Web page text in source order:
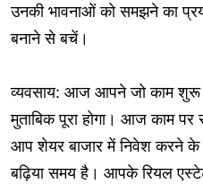
उनकी भावनाओं को समझने का
बनाने से बचें।
व्यवसाय: आज आपने जो काम शुरू
मुताबिक पूरा होगा। आज काम
आप शेयर बाजार में निवेश करने के
बढ़िया समय है। आपके रियल